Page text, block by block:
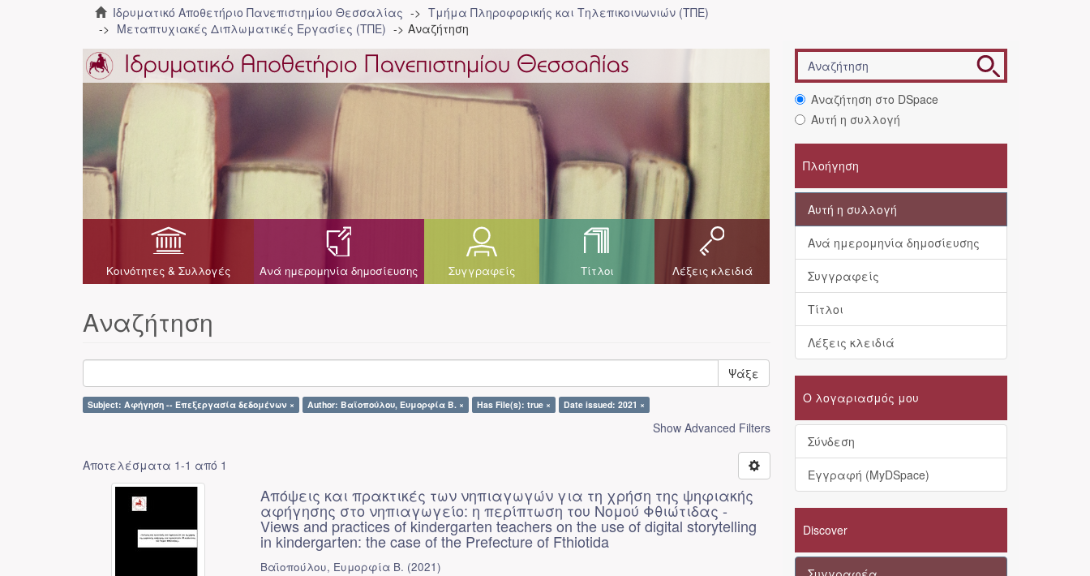
Ιδρυματικό Αποθετήριο Πανεπιστημίου Θεσσαλίας
Τμήμα Πληροφορικής και Τηλεπικοινωνιών (ΤΠΕ)
Μεταπτυχιακές Διπλωματικές Εργασίες (ΤΠΕ)
Αναζήτηση
Κοινότητες & Συλλογές Ανά ημερομηνία δημοσίευσης Συγγραφείς Τίτλοι Λέξεις κλειδιά
Αναζήτηση
Ψάξε
Subject: Αφήγηση -- Επεξεργασία δεδομένων × Author: Βαϊοπούλου, Ευμορφία Β. × Has File(s): true × Date issued: 2021 ×
Show Advanced Filters
Αποτελέσματα 1-1 από 1
Απόψεις και πρακτικές των νηπιαγωγών για τη χρήση της ψηφιακής
αφήγησης στο νηπιαγωγείο: η περίπτωση του Νομού Φθιώτιδας -
Views and practices of kindergarten teachers on the use of digital storytelling
in kindergarten: the case of the Prefecture of Fthiotida
Βαϊοπούλου, Ευμορφία Β. (2021)
Αναζήτηση στο DSpace
Αυτή η συλλογή
Πλοήγηση
Αυτή η συλλογή
Ανά ημερομηνία δημοσίευσης
Συγγραφείς
Τίτλοι
Λέξεις κλειδιά
Ο λογαριασμός μου
Σύνδεση
Εγγραφή (MyDSpace)
Discover